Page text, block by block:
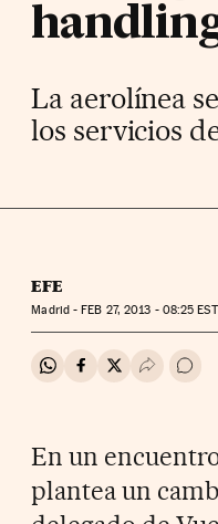
La aerolínea
los servicios
EFE
Madrid -FEB 27, 2013 - 08:25 EST
Compartir en Whatsapp
Compartir en
Compartir en
Ir a
En un
plantea un